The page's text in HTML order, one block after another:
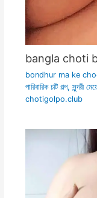
bangla choti
bondhur ma ke
পারিবারিক চটি গল্প, সুন্দরী
chotigolpo.club